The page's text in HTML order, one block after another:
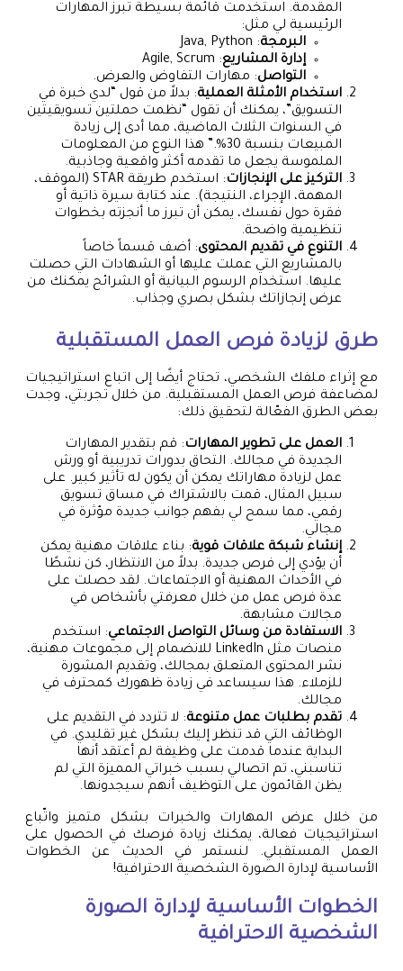
المقدمة. استخدمت قائمة بسيطة تبرز المهارات
الرئيسية لي مثل:
البرمجة: Java, Python
إدارة المشاريع: Agile, Scrum
التواصل: مهارات التفاوض والعرض.
استخدام الأمثلة العملية: بدلاً من قول “لدي خبرة في
التسويق”، يمكنك أن تقول “نظمت حملتين تسويقيتين
في السنوات الثلاث الماضية، مما أدى إلى زيادة
المبيعات بنسبة 30%.” هذا النوع من المعلومات
الملموسة يجعل ما تقدمه أكثر واقعية وجاذبية.
التركيز على الإنجازات
: استخدم طريقة STAR (الموقف،
المهمة، الإجراء، النتيجة). عند كتابة سيرة ذاتية أو
فقرة حول نفسك، يمكن أن تبرز ما أنجزته بخطوات
تنظيمية واضحة.
التنوع في تقديم المحتوى: أضف قسماً خاصاً
بالمشاريع التي عملت عليها أو الشهادات التي حصلت
عليها. استخدام الرسوم البيانية أو الشرائح يمكنك من
عرض إنجازاتك بشكل بصري وجذاب.
طرق لزيادة فرص العمل المستقبلية
مع إثراء ملفك الشخصي، تحتاج أيضًا إلى اتباع استراتيجيات
لمضاعفة فرص العمل المستقبلية. من خلال تجربتي، وجدت
بعض الطرق الفعّالة لتحقيق ذلك:
العمل على تطوير المهارات: قم بتقدير المهارات
الجديدة في مجالك. التحاق بدورات تدريبية أو ورش
عمل لزيادة مهاراتك يمكن أن يكون له تأثير كبير. على
سبيل المثال، قمت بالاشتراك في مساق تسويق
رقمي، مما سمح لي بفهم جوانب جديدة مؤثرة في
مجالي.
إنشاء شبكة علاقات قوية: بناء علاقات مهنية يمكن
أن يؤدي إلى فرص جديدة. بدلاً من الانتظار، كن نشطًا
في الأحداث المهنية أو الاجتماعات. لقد حصلت على
عدة فرص عمل من خلال معرفتي بأشخاص في
مجالات مشابهة.
الاستفادة من وسائل التواصل الاجتماعي: استخدم
منصات مثل LinkedIn للانضمام إلى مجموعات مهنية،
نشر المحتوى المتعلق بمجالك، وتقديم المشورة
للزملاء. هذا سيساعد في زيادة ظهورك كمحترف في
مجالك.
تقدم بطلبات عمل متنوعة: لا تتردد في التقديم على
الوظائف التي قد تنظر إليك بشكل غير تقليدي. في
البداية عندما قدمت على وظيفة لم أعتقد أنها
تناسبني، تم اتصالي بسبب خبراتي المميزة التي لم
يظن القائمون على التوظيف أنهم سيجدونها.
من خلال عرض المهارات والخبرات بشكل متميز واتّباع
استراتيجيات فعالة، يمكنك زيادة فرصك في الحصول على
العمل المستقبلي. لنستمر في الحديث عن الخطوات
الأساسية لإدارة الصورة الشخصية الاحترافية!
الخطوات الأساسية لإدارة الصورة
الشخصية الاحترافية